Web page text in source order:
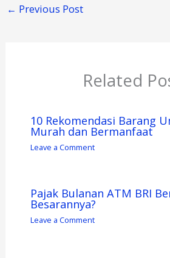
← Previous Post
Related
10 Rekomendasi Barang
Murah dan Bermanfaat
Leave a Comment
Pajak Bulanan ATM BRI
Besarannya?
Leave a Comment